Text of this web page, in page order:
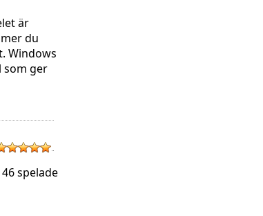
är
du
Windows
som ger
spelade